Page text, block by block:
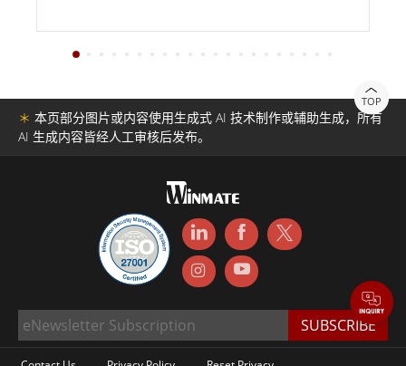
TOP
＊ 本页部分图片或内容使用生成式 AI 技术制作或辅助生成，所有
AI 生成内容皆经人工审核后发布。